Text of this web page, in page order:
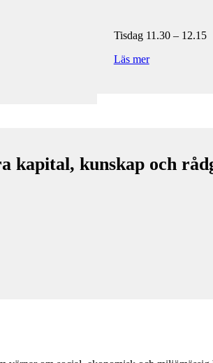
Tisdag 11.30 – 12.15
Läs mer
kapital, kunskap och